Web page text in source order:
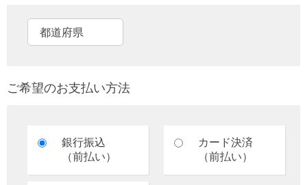
ご希望のお支払い方法
銀行振込
（前払い）
カード決済
（前払い）